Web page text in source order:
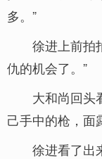
多。”
徐进上前拍
仇的机会了。”
大和尚回头
己手中的枪，面
徐进看了出